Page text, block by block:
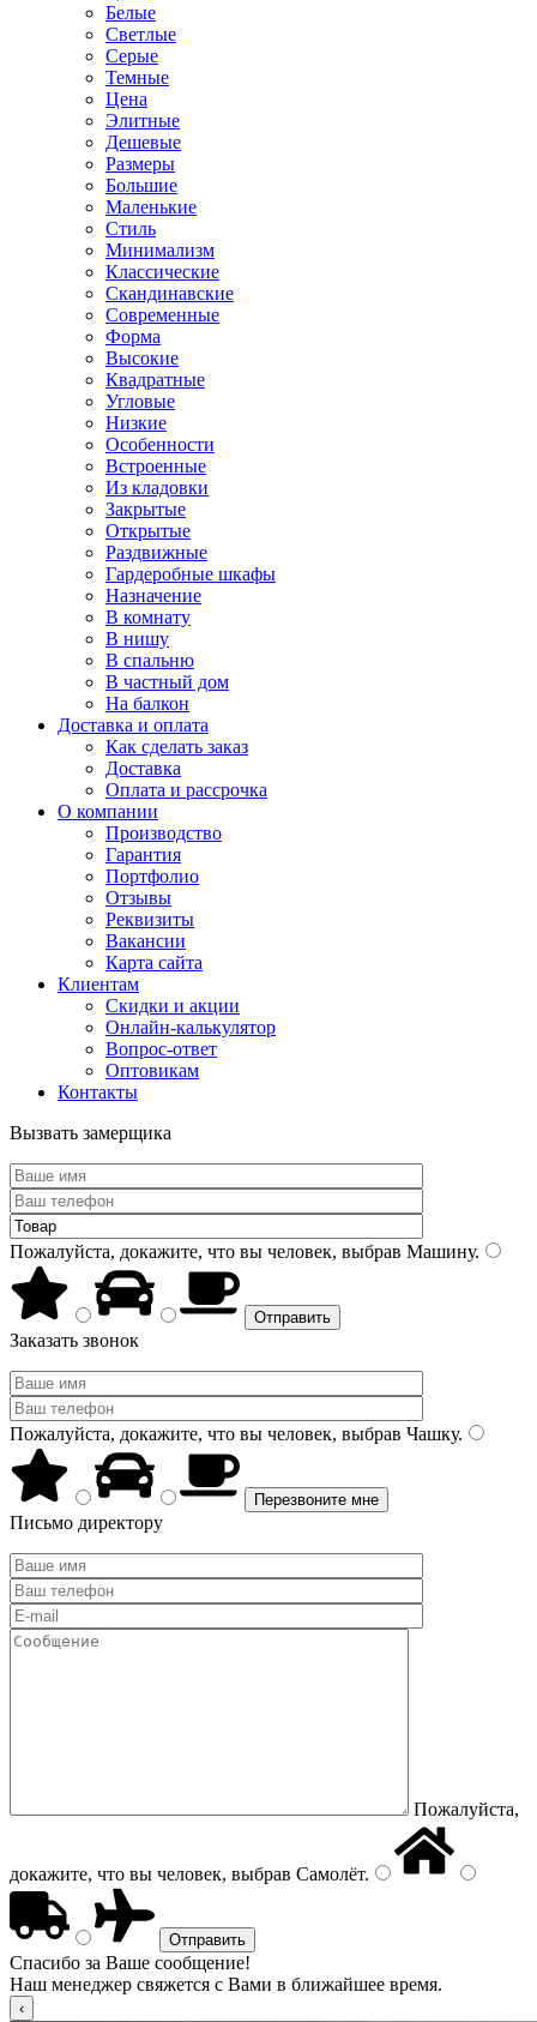
Белые
Светлые
Серые
Темные
Цена
Элитные
Дешевые
Размеры
Большие
Маленькие
Стиль
Минимализм
Классические
Скандинавские
Современные
Форма
Высокие
Квадратные
Угловые
Низкие
Особенности
Встроенные
Из кладовки
Закрытые
Открытые
Раздвижные
Гардеробные шкафы
Назначение
В комнату
В нишу
В спальню
В частный дом
На балкон
Доставка и оплата
Как сделать заказ
Доставка
Оплата и рассрочка
О компании
Производство
Гарантия
Портфолио
Отзывы
Реквизиты
Вакансии
Карта сайта
Клиентам
Скидки и акции
Онлайн-калькулятор
Вопрос-ответ
Оптовикам
Контакты
Вызвать замерщика
Пожалуйста, докажите, что вы человек, выбрав Машину.
Заказать звонок
Пожалуйста, докажите, что вы человек, выбрав Чашку.
Письмо директору
Пожалуйста,
докажите, что вы человек, выбрав Самолёт.
Спасибо за Ваше сообщение!
Наш менеджер свяжется с Вами в ближайшее время.